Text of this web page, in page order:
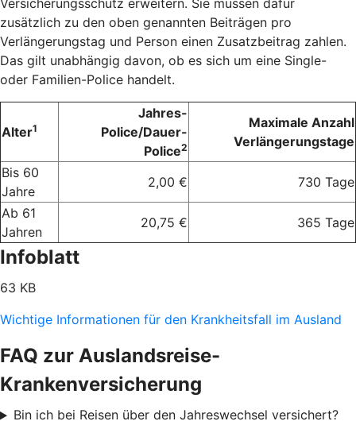
Versicherungsschutz erweitern. Sie müssen dafür
zusätzlich zu den oben genannten Beiträgen pro
Verlängerungstag und Person einen Zusatzbeitrag zahlen.
Das gilt unabhängig davon, ob es sich um eine Single-
oder Familien-Police handelt.
Alter1
Jahres-
Police/Dauer-
Police2
Maximale Anzahl
Verlängerungstage
Bis 60
Jahre
2,00 €
730 Tage
Ab 61
Jahren
20,75 € 365 Tage
Infoblatt
63 KB
Wichtige Informationen für den Krankheitsfall im Ausland
FAQ zur Auslandsreise-
Krankenversicherung
Bin ich bei Reisen über den Jahreswechsel versichert?